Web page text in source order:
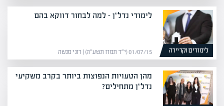
לימודים וקריירה
לימודי נדל”ן – למה לבחור דווקא בהם
01/07/15 (י״ד תמוז תשע״ה) | רוני מנשה
מהן הטעויות הנפוצות ביותר בקרב משקיעי
נדל"ן מתחילים?